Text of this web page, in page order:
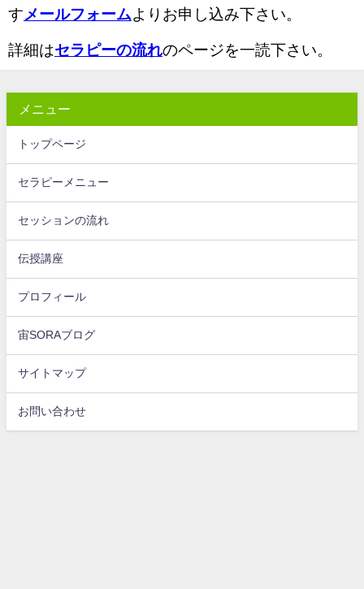
す メールフォームよりお申し込み下さい。
詳細はセラピーの流れのページを一読下さい。
メニュー
トップページ
セラピーメニュー
セッションの流れ
伝授講座
プロフィール
宙SORAブログ
サイトマップ
お問い合わせ